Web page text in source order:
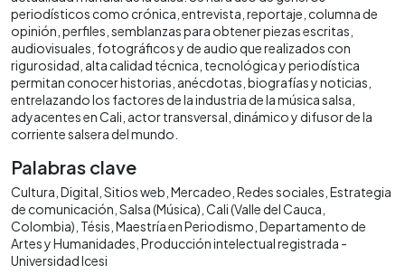
periodísticos como crónica, entrevista, reportaje, columna de
opinión, perfiles, semblanzas para obtener piezas escritas,
audiovisuales, fotográficos y de audio que realizados con
rigurosidad, alta calidad técnica, tecnológica y periodística
permitan conocer historias, anécdotas, biografías y noticias,
entrelazando los factores de la industria de la música salsa,
adyacentes en Cali, actor transversal, dinámico y difusor de la
corriente salsera del mundo.
Palabras clave
Cultura Digital Sitios web Mercadeo Redes sociales Estrategia
de comunicación Salsa (Música) Cali (Valle del Cauca,
Colombia) Tésis Maestría en Periodismo Departamento de
Artes y Humanidades Producción intelectual registrada -
Universidad Icesi